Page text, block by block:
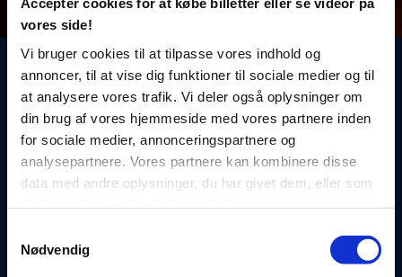
vores side!
Vi bruger cookies til at tilpasse vores indhold og
annoncer, til at vise dig funktioner til sociale medier og til
at analysere vores trafik. Vi deler også oplysninger om
din brug af vores hjemmeside med vores partnere inden
for sociale medier, annonceringspartnere og
analysepartnere. Vores partnere kan kombinere disse
data med andre oplysninger, du har givet dem, eller som
oplevelse af vores hjemmeside være ændret i forhold til
Nødvendig
Sund livsstil og klare regler 🤩
At være “Superkid” er dog ikke bare en
fritidsinteresse, det er en livsstil, og der er klare
regler for vores ”superbørn”. Ingen rygning, ingen
alkohol før man fylder 16, og generelt lægges der
vægt på en sund livsstil 👍